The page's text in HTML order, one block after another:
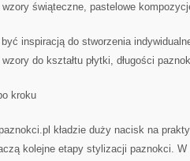
świąteczne, pastelowe
inspiracją do stworzenia
do kształtu płytki, długości
kroku
kładzie duży nacisk na
kolejne etapy stylizacji paznokci.